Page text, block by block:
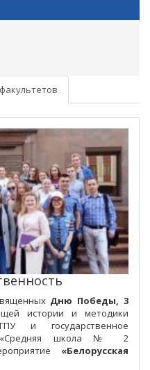
Дню Победы, 3
истории и методики
и государственное
«Средняя школа № 2
«Белорусская